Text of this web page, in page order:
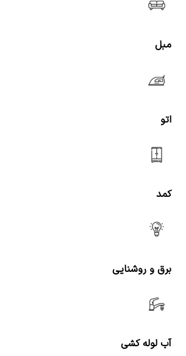
مبل
اتو
کمد
برق و روشنایی
آب لوله کشی